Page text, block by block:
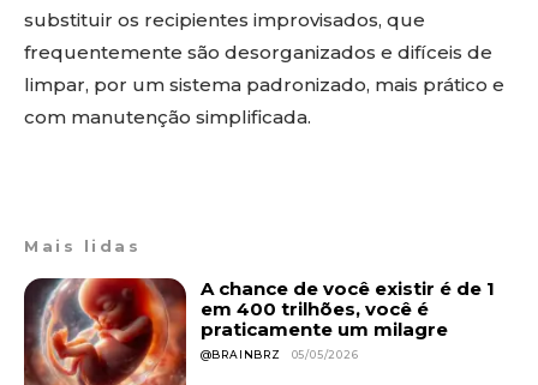
substituir os recipientes improvisados, que
frequentemente são desorganizados e difíceis de
limpar, por um sistema padronizado, mais prático e
com manutenção simplificada.
Mais lidas
A chance de você existir é de 1
em 400 trilhões, você é
praticamente um milagre
@BRAINBRZ 05/05/2026